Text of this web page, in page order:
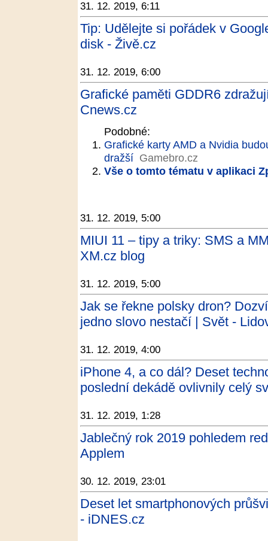
31. 12. 2019, 6:11
Tip: Udělejte si pořádek v
disk - Živě.cz
31. 12. 2019, 6:00
Grafické paměti GDDR6
Cnews.cz
Podobné:
Grafické karty AMD a Nvidia
dražší Gamebro.cz
Vše o tomto tématu v aplikaci
31. 12. 2019, 5:00
MIUI 11 – tipy a triky: SMS a
XM.cz blog
31. 12. 2019, 5:00
Jak se řekne polsky dron?
jedno slovo nestačí | Svět -
31. 12. 2019, 4:00
iPhone 4, a co dál? Deset
poslední dekádě ovlivnily celý
31. 12. 2019, 1:28
Jablečný rok 2019 pohledem
Applem
30. 12. 2019, 23:01
Deset let smartphonových
- iDNES.cz